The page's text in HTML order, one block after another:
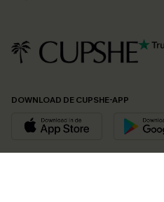
DOWNLOAD DE CUPSHE-APP